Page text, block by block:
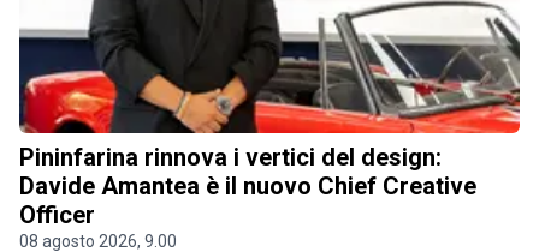
Pininfarina rinnova i vertici del design:
Davide Amantea è il nuovo Chief Creative
Officer
08 agosto 2026, 9.00